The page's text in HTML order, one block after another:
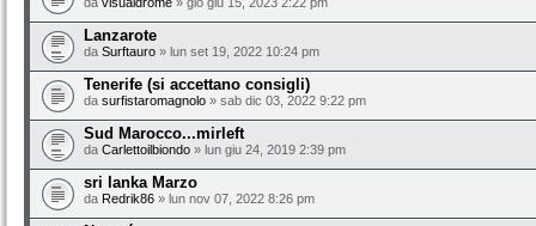
Lanzarote
da Surftauro » lun set 19, 2022 10:24 pm
Tenerife (si accettano consigli)
da surfistaromagnolo » sab dic 03, 2022 9:22 pm
Sud Marocco...mirleft
da Carlettoilbiondo » lun giu 24, 2019 2:39 pm
sri lanka Marzo
da Redrik86 » lun nov 07, 2022 8:26 pm